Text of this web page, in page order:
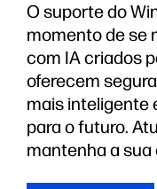
O suporte do
momento de se
com IA criados
oferecem
mais inteligente
para o futuro.
mantenha a sua